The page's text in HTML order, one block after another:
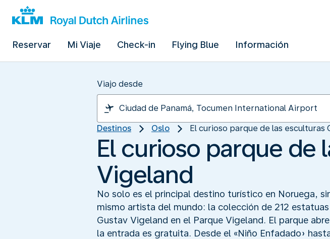
Reservar Mi Viaje Check-in Flying Blue Información
Viajo desde
Destinos Oslo El curioso parque de las esculturas
El curioso parque de
Vigeland
No solo es el principal destino turístico en Noruega,
mismo artista del mundo: la colección de 212
Gustav Vigeland en el Parque Vigeland. El parque
la entrada es gratuita. Desde el «Niño Enfadado»